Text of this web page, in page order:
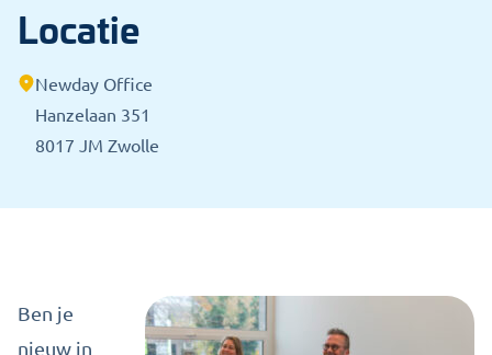
Locatie
Newday Office
Hanzelaan 351
8017 JM Zwolle
Ben je
nieuw in